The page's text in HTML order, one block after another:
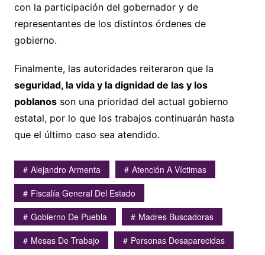
con la participación del gobernador y de
representantes de los distintos órdenes de
gobierno.
Finalmente, las autoridades reiteraron que la
seguridad, la vida y la dignidad de las y los
poblanosson una prioridad del actual gobierno
estatal, por lo que los trabajos continuarán hasta
que el último caso sea atendido.
Alejandro Armenta
Atención A Víctimas
Fiscalía General Del Estado
Gobierno De Puebla
Madres Buscadoras
Mesas De Trabajo
Personas Desaparecidas